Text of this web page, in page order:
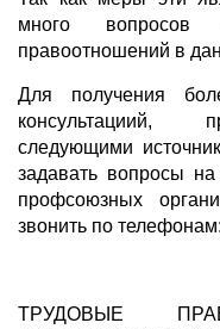
много вопросов
правоотношений в
Для получения
консультациий,
следующими
задавать вопросы
профсоюзных
звонить по
ТРУДОВЫЕ